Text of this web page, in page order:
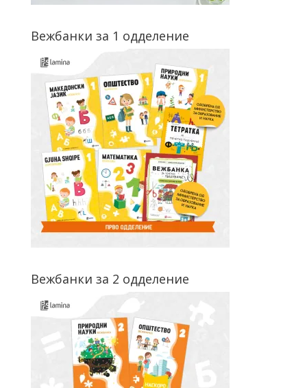
Вежбанки за 1 одделение
Вежбанки за 2 одделение